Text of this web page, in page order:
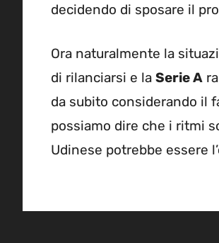
decidendo di sposare il
Ora naturalmente la
di rilanciarsi e la Serie A
da subito considerando il
possiamo dire che i ritmi
Udinese potrebbe essere